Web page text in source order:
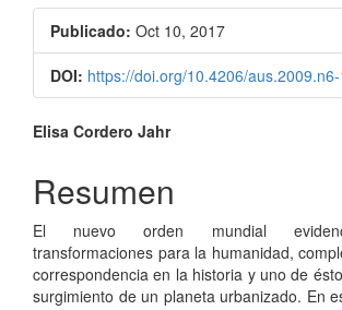
Publicado: Oct 10, 2017
DOI: https://doi.org/10.4206/
Contenido
principal
del
artículo
Elisa Cordero Jahr
Resumen
El nuevo orden mundial
transformaciones para la humanidad,
correspondencia en la historia y uno de
surgimiento de un planeta urbanizado. En